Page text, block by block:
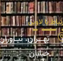
حل
با لاوین
تهــران،
خیابان